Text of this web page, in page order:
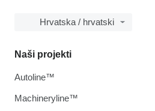
Hrvatska / hrvatski
Naši projekti
Autoline™
Machineryline™